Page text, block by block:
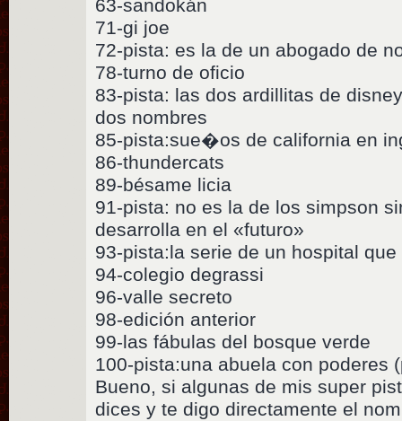
63-sandokán
71-gi joe
72-pista: es la de un abogado de
78-turno de oficio
83-pista: las dos ardillitas de
dos nombres
85-pista:sue�os de california en
86-thundercats
89-bésame licia
91-pista: no es la de los simpson
desarrolla en el «futuro»
93-pista:la serie de un hospital
94-colegio degrassi
96-valle secreto
98-edición anterior
99-las fábulas del bosque verde
100-pista:una abuela con poderes
Bueno, si algunas de mis super
dices y te digo directamente el